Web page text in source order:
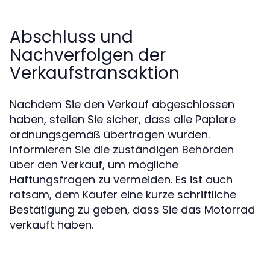
Abschluss und
Nachverfolgen der
Verkaufstransaktion
Nachdem Sie den Verkauf abgeschlossen
haben, stellen Sie sicher, dass alle Papiere
ordnungsgemäß übertragen wurden.
Informieren Sie die zuständigen Behörden
über den Verkauf, um mögliche
Haftungsfragen zu vermeiden. Es ist auch
ratsam, dem Käufer eine kurze schriftliche
Bestätigung zu geben, dass Sie das Motorrad
verkauft haben.